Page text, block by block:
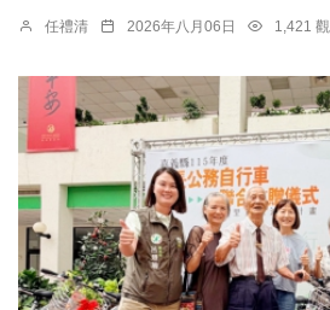
任禮清 2026年八月06日 1,421